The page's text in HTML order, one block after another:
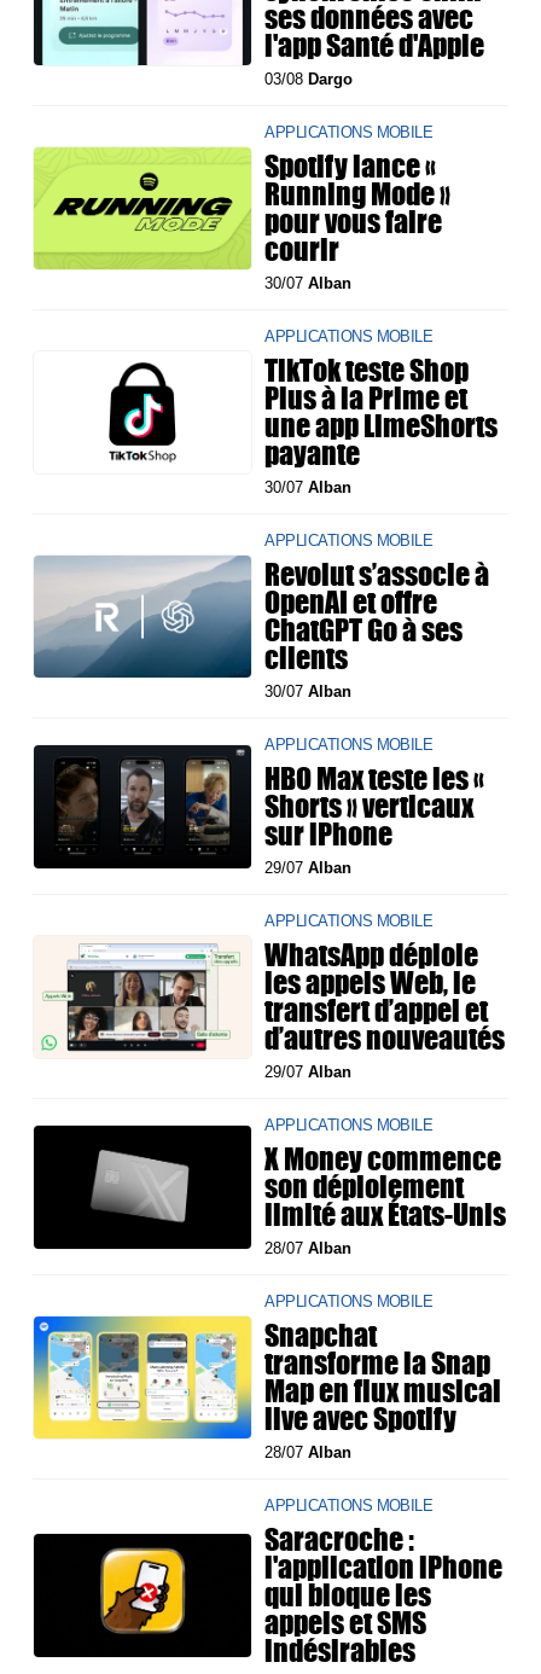
ses données avec
l'app Santé d'Apple
03/08 Dargo
APPLICATIONS MOBILE
Spotify lance «
Running Mode »
pour vous faire
courir
30/07Alban
APPLICATIONS MOBILE
TikTok teste Shop
Plus à la Prime et
une app LimeShorts
payante
30/07Alban
APPLICATIONS MOBILE
Revolut s’associe à
OpenAI et offre
ChatGPT Go à ses
clients
30/07Alban
APPLICATIONS MOBILE
HBO Max teste les «
Shorts » verticaux
sur iPhone
29/07Alban
APPLICATIONS MOBILE
WhatsApp déploie
les appels Web, le
transfert d’appel et
d’autres nouveautés
29/07Alban
APPLICATIONS MOBILE
X Money commence
son déploiement
limité aux États-Unis
28/07Alban
APPLICATIONS MOBILE
Snapchat
transforme la Snap
Map en flux musical
live avec Spotify
28/07Alban
APPLICATIONS MOBILE
Saracroche :
l'application iPhone
qui bloque les
appels et SMS
indésirables